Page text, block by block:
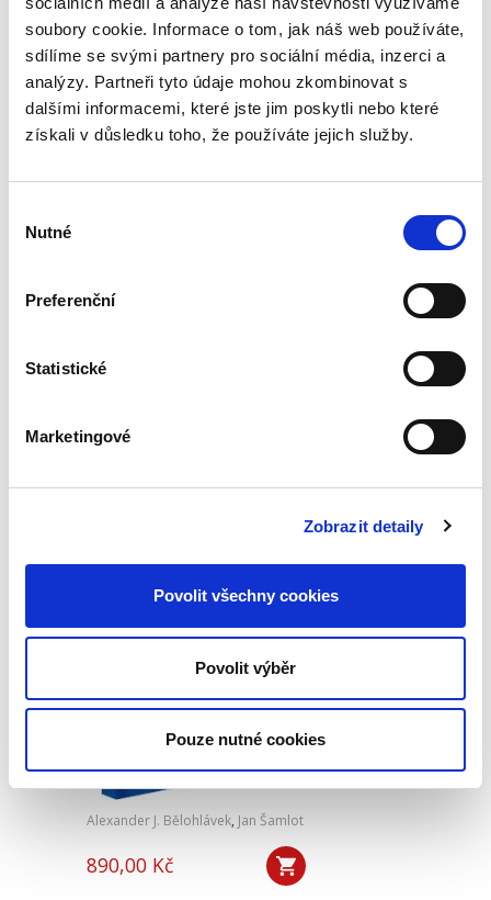
soubory cookie. Informace o tom, jak náš web používáte,
sdílíme se svými partnery pro sociální média, inzerci a
analýzy. Partneři tyto údaje mohou zkombinovat s
dalšími informacemi, které jste jim poskytli nebo které
získali v důsledku toho, že používáte jejich služby.
souhlasu
Nutné
Preferenční
Statistické
Marketingové
Zobrazit detaily
Povolit všechny cookies
Povolit výběr
Pouze nutné cookies
Publikace podrobně zkoumá rozsudek pro
zmeškání jako klasický institut civilního
sporného řízení. Autor postupně rozebírá
podmínky jeho vydání, právní důsledky i
možnosti obrany proti němu, přičemž...
kontrolního orgánu
Jiří Bálek
působnosti kontrolního orgánu akciové
Výklad práva
Evropské unie
Alexander J. Bělohlávek, Jan Šamlot
890,00 Kč